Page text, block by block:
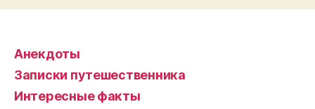
виски
Анекдоты
Записки путешественника
Интересные факты